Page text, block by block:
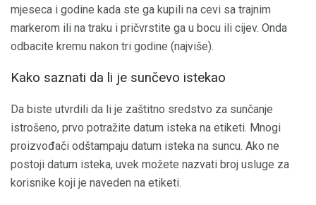
mjeseca i godine kada ste ga kupili na cevi sa trajnim
markerom ili na traku i pričvrstite ga u bocu ili cijev. Onda
odbacite kremu nakon tri godine (najviše).
Kako saznati da li je sunčevo istekao
Da biste utvrdili da li je zaštitno sredstvo za sunčanje
istrošeno, prvo potražite datum isteka na etiketi. Mnogi
proizvođači odštampaju datum isteka na suncu. Ako ne
postoji datum isteka, uvek možete nazvati broj usluge za
korisnike koji je naveden na etiketi.